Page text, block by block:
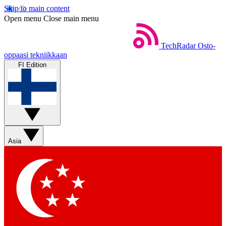
Skip to main content
Open menu Close main menu
TechRadar Osto-
oppaasi tekniikkaan
FI Edition
Asia